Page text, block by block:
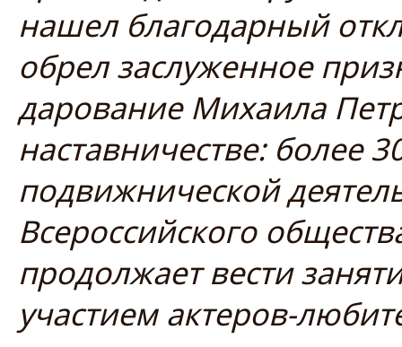
нашел благодарный
обрел заслуженное
дарование Михаила
наставничестве: более
подвижнической
Всероссийского
продолжает вести
участием актеров-